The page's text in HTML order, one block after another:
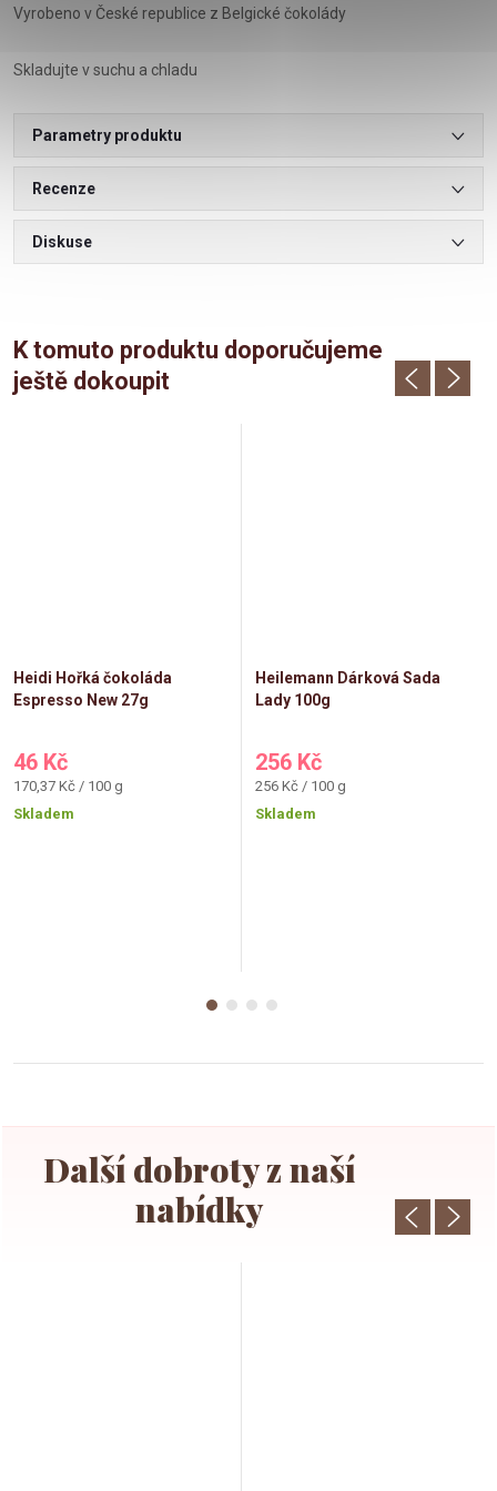
Vyrobeno v České republice z Belgické čokolády
Skladujte v suchu a chladu
Parametry produktu
Recenze
Diskuse
K tomuto produktu doporučujeme
ještě dokoupit
Heidi Hořká čokoláda
Espresso New 27g
46 Kč
Měrná
cena:
170,37 Kč / 100 g
Skladem
Heilemann Dárková Sada
Lady 100g
256 Kč
Měrná
cena:
256 Kč / 100 g
Skladem